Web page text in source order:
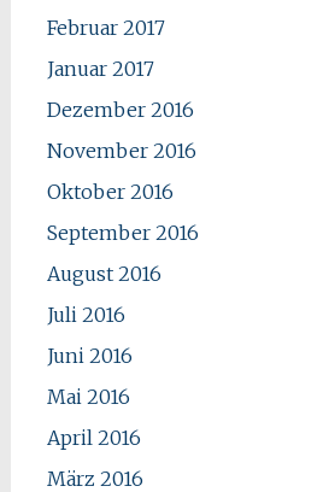
Februar 2017
Januar 2017
Dezember 2016
November 2016
Oktober 2016
September 2016
August 2016
Juli 2016
Juni 2016
Mai 2016
April 2016
März 2016